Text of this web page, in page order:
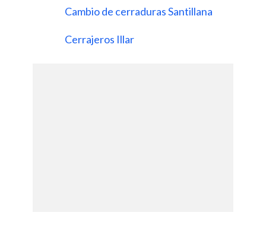
Cambio de cerraduras Santillana
Cerrajeros Illar